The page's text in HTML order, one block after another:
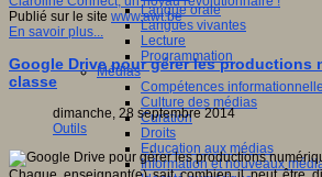
Langue orale
Langues vivantes
Lecture
Programmation
Médias
Compétences
Culture des médias
Curation
Droits
Education aux médias
Information et nouveaux
Publié sur le site www.awt.be
En savoir plus...
Google Drive pour gérer les productions
classe
dimanche, 28 septembre 2014
Outils